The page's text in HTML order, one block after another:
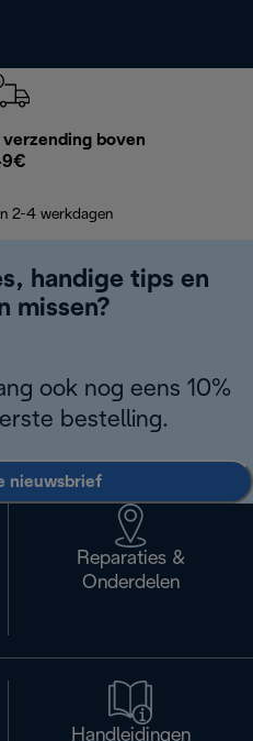
verzending boven
2-4 werkdagen
handige tips en
missen?
ook nog eens 10%
bestelling.
nieuwsbrief
Reparaties &
Onderdelen
Handleidingen